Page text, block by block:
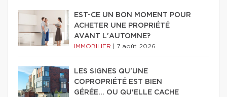
EST-CE UN BON MOMENT POUR
ACHETER UNE PROPRIÉTÉ
AVANT L'AUTOMNE?
IMMOBILIER 7 août 2026
LES SIGNES QU'UNE
COPROPRIÉTÉ EST BIEN
GÉRÉE… OU QU'ELLE CACHE